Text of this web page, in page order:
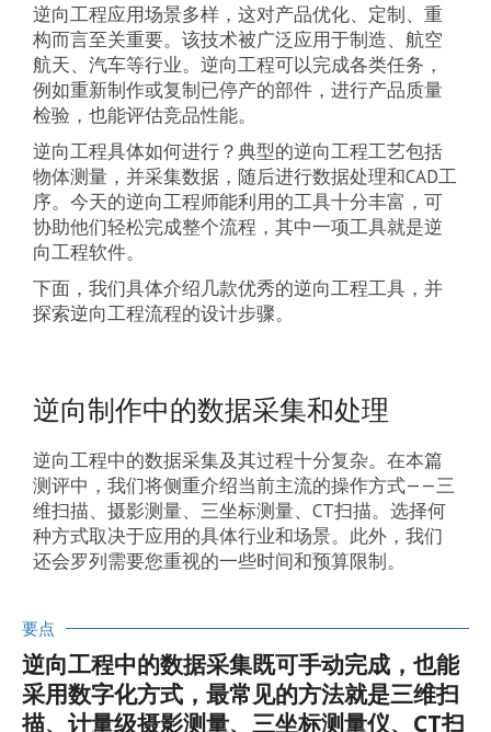
逆向工程应用场景多样，这对产品优化、定制、重
构而言至关重要。该技术被广泛应用于制造、航空
航天、汽车等行业。逆向工程可以完成各类任务，
例如重新制作或复制已停产的部件，进行产品质量
检验，也能评估竞品性能。
逆向工程具体如何进行？典型的逆向工程工艺包括
物体测量，并采集数据，随后进行数据处理和CAD工
序。今天的逆向工程师能利用的工具十分丰富，可
协助他们轻松完成整个流程，其中一项工具就是逆
向工程软件。
下面，我们具体介绍几款优秀的逆向工程工具，并
探索逆向工程流程的设计步骤。
逆向制作中的数据采集和处理
逆向工程中的数据采集及其过程十分复杂。在本篇
测评中，我们将侧重介绍当前主流的操作方式——三
维扫描、摄影测量、三坐标测量、CT扫描。选择何
种方式取决于应用的具体行业和场景。此外，我们
还会罗列需要您重视的一些时间和预算限制。
要点
逆向工程中的数据采集既可手动完成，也能
采用数字化方式，最常见的方法就是三维扫
描、计量级摄影测量、三坐标测量仪、CT扫